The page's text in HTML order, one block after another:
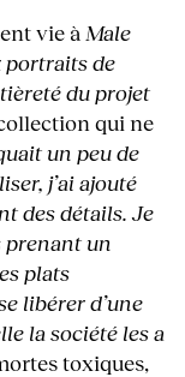
vie à Male
portraits de
du projet
qui ne
un peu de
j’ai ajouté
des détails. Je
prenant un
plats
libérer d’une
la société les a
toxiques,